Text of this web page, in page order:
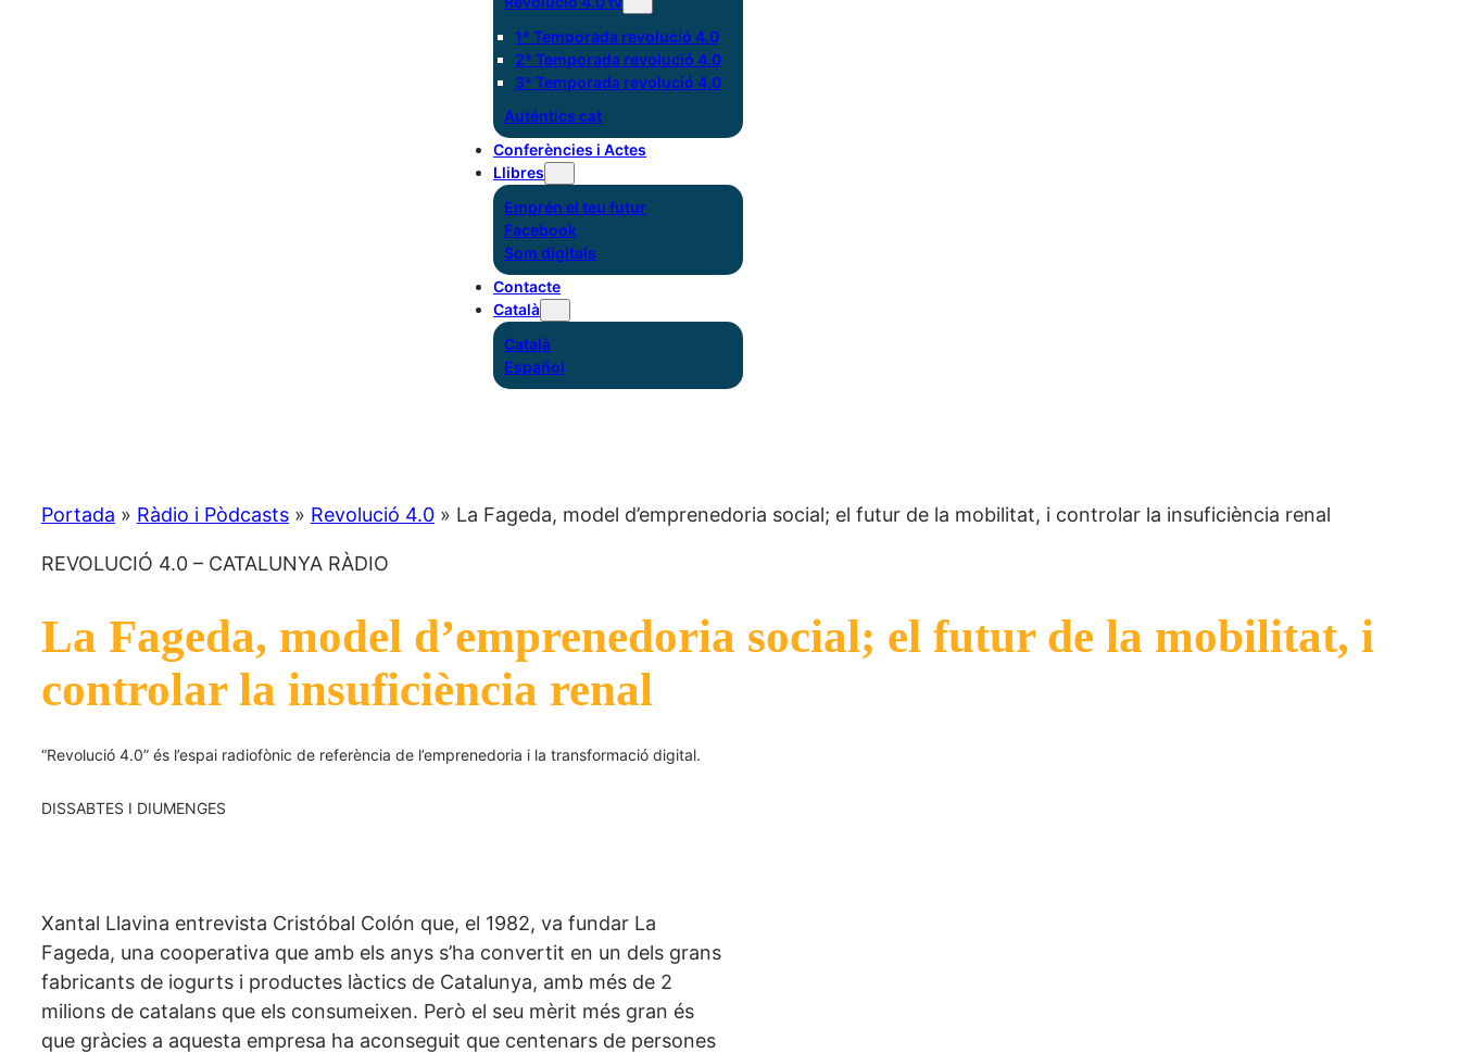
1ª Temporada revolució 4.0
2ª Temporada revolució 4.0
3ª Temporada revolució 4.0
Auténtics cat
Conferències i Actes
Llibres
Emprén el teu futur
Facebook
Som digitals
Contacte
Català
Català
Español
Portada » Ràdio i Pòdcasts » Revolució 4.0 » La Fageda, model d’emprenedoria social; el futur de la mobilitat, i controlar la insuficiència renal
REVOLUCIÓ 4.0 – CATALUNYA RÀDIO
La Fageda, model d’emprenedoria social; el futur de la mobilitat, i
controlar la insuficiència renal
“Revolució 4.0” és l’espai radiofònic de referència de l’emprenedoria i la transformació digital.
DISSABTES I DIUMENGES
Xantal Llavina entrevista Cristóbal Colón que, el 1982, va fundar La
Fageda, una cooperativa que amb els anys s’ha convertit en un dels grans
fabricants de iogurts i productes làctics de Catalunya, amb més de 2
milions de catalans que els consumeixen. Però el seu mèrit més gran és
que gràcies a aquesta empresa ha aconseguit que centenars de persones